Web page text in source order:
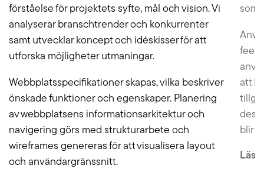
förståelse för projektets syfte, mål och vision. Vi
analyserar branschtrender och konkurrenter
samt utvecklar koncept och idéskisser för att
utforska möjligheter utmaningar.
Webbplatsspecifikationer skapas, vilka beskriver
önskade funktioner och egenskaper. Planering
av webbplatsens informationsarkitektur och
navigering görs med strukturarbete och
wireframes genereras för att visualisera layout
och användargränssnitt.
som
att
blir
Läs